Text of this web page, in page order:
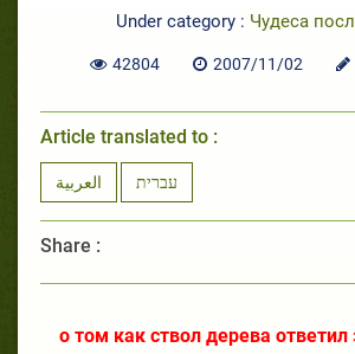
Under category : Чудеса
42804 2007/11/02
Article translated to :
العربية עברית
Share :
о том как ствол дерева ответил